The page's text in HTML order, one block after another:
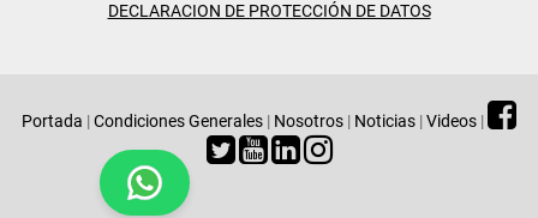
DECLARACION DE PROTECCIÓN DE DATOS
Portada |Condiciones Generales | Nosotros | Noticias |Videos |